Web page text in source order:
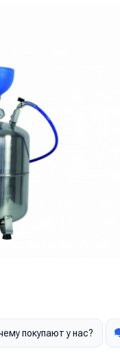
покупают у нас?